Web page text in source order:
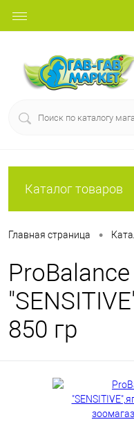
Каталог товаров
Главная страница •
850 гр